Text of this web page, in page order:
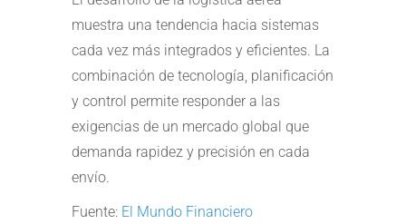
muestra una tendencia hacia sistemas
cada vez más integrados y eficientes. La
combinación de tecnología, planificación
y control permite responder a las
exigencias de un mercado global que
demanda rapidez y precisión en cada
envío.
Fuente: El Mundo Financiero